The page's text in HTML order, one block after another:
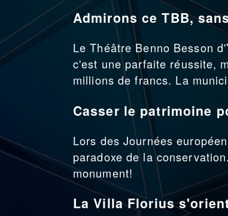
Admirons ce TBB,
Le Théâtre Benno Besson
c'est une parfaite réussite,
millions de francs. La
Casser le patrimoine
Lors des Journées
paradoxe de la
monument!
La Villa Florius